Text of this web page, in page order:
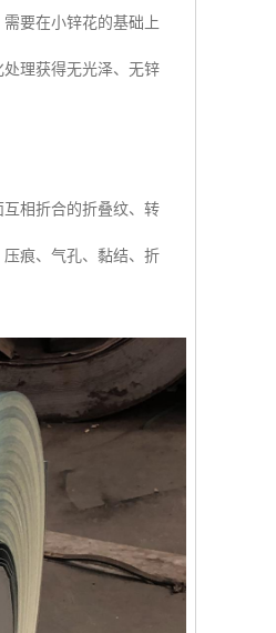
要在小锌花的基础上
理获得无光泽、无锌
相折合的折叠纹、转
痕、气孔、黏结、折